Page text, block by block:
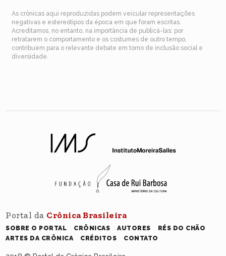
As crônicas aqui reproduzidas podem veicular representações
negativas e estereótipos da época em que foram escritas.
Acreditamos, no entanto, na importância de publicá-las: por
retratarem o comportamento e os costumes de outro tempo,
contribuem para o relevante debate em torno de inclusão social e
diversidade.
Portal da Crônica Brasileira
SOBRE O PORTAL CRÔNICAS AUTORES
RÉS DO CHÃO
ARTES DA CRÔNICA
CRÉDITOS CONTATO